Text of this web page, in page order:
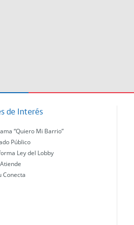
de Interés
“Quiero Mi Barrio”
Público
Ley del Lobby
Conecta